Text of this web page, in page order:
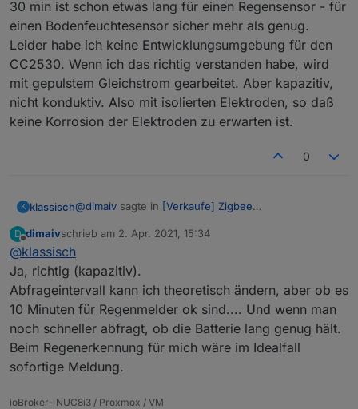
30 min ist schon etwas lang für einen Regensensor - für
einen Bodenfeuchtesensor sicher mehr als genug.
Leider habe ich keine Entwicklungsumgebung für den
CC2530. Wenn ich das richtig verstanden habe, wird
mit gepulstem Gleichstrom gearbeitet. Aber kapazitiv,
nicht konduktiv. Also mit isolierten Elektroden, so daß
keine Korrosion der Elektroden zu erwarten ist.
0
K klassisch@dimaiv sagte in [Verkaufe] Zigbee
Sensor springt die Anzeige von 0% auf 6%,
und mit 3 Tropfen auf 15-20%. Aber es ist ein
batteriebetriebene Sensor, ohne die Firmware
anzupassen, wird es nur 2 mal pro Stunde
gemessen und übertragen.
Vielen Dank fürs Testen!
30 min ist schon etwas lang für einen Regensensor -
für einen Bodenfeuchtesensor sicher mehr als
genug. Leider habe ich keine
Entwicklungsumgebung für den CC2530. Wenn ich
das richtig verstanden habe, wird mit gepulstem
Gleichstrom gearbeitet. Aber kapazitiv, nicht
keine Korrosion der Elektroden zu erwarten ist.
D
Offline
dimaivschrieb am 2. Apr. 2021, 15:34
zuletzt editiert von
@klassisch
Ja, richtig (kapazitiv).
Abfrageintervall kann ich theoretisch ändern, aber ob es
10 Minuten für Regenmelder ok sind.... Und wenn man
noch schneller abfragt, ob die Batterie lang genug hält.
Beim Regenerkennung für mich wäre im Idealfall
sofortige Meldung.
ioBroker- NUC8i3 / Proxmox / VM